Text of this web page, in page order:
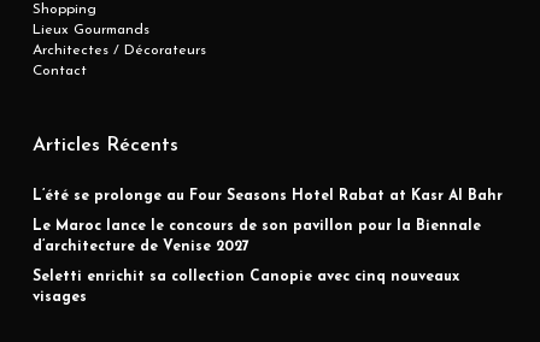
Shopping
Lieux Gourmands
Architectes / Décorateurs
Contact
Articles Récents
L’été se prolonge au Four Seasons Hotel Rabat at Kasr Al Bahr
Le Maroc lance le concours de son pavillon pour la Biennale
d’architecture de Venise 2027
Seletti enrichit sa collection Canopie avec cinq nouveaux
visages